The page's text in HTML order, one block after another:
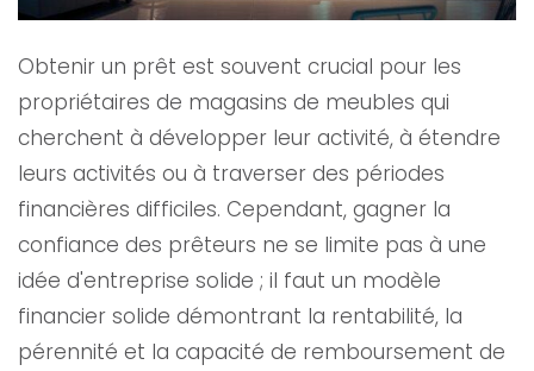
Obtenir un prêt est souvent crucial pour les
propriétaires de magasins de meubles qui
cherchent à développer leur activité, à étendre
leurs activités ou à traverser des périodes
financières difficiles. Cependant, gagner la
confiance des prêteurs ne se limite pas à une
idée d'entreprise solide ; il faut un modèle
financier solide démontrant la rentabilité, la
pérennité et la capacité de remboursement de